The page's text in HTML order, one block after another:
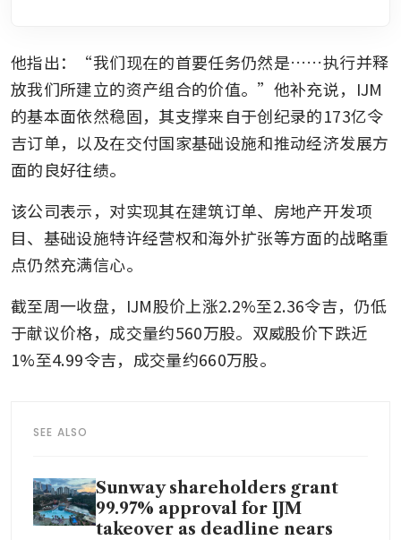
他指出：“我们现在的首要任务仍然是……执行并释
放我们所建立的资产组合的价值。”他补充说，IJM
的基本面依然稳固，其支撑来自于创纪录的173亿令
吉订单，以及在交付国家基础设施和推动经济发展方
面的良好往绩。
该公司表示，对实现其在建筑订单、房地产开发项
目、基础设施特许经营权和海外扩张等方面的战略重
点仍然充满信心。
截至周一收盘，IJM股价上涨2.2%至2.36令吉，仍低
于献议价格，成交量约560万股。双威股价下跌近
1%至4.99令吉，成交量约660万股。
SEE ALSO
Sunway shareholders grant
99.97% approval for IJM
takeover as deadline nears